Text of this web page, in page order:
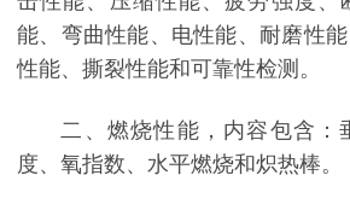
能、弯曲性能、电性能、耐磨性
性能、撕裂性能和可靠性检测。
二、 燃烧性能，内容包含：
度、氧指数、水平燃烧和炽热棒。